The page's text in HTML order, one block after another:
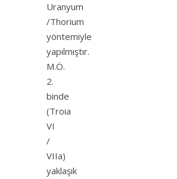
Uranyum
/Thorium
yöntemiyle
yapılmıştır.
M.Ö.
2.
binde
(Troia
VI
/
VIIa)
yaklaşık